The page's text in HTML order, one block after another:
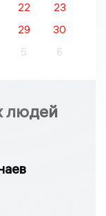
22
23
29
30
5 6
людей